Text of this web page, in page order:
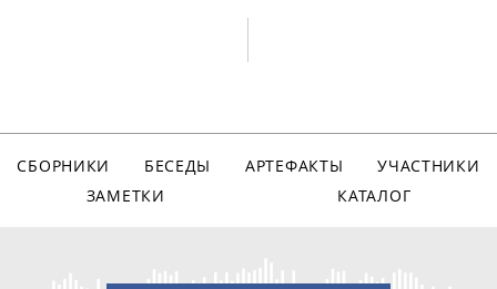
СБОРНИКИ БЕСЕДЫ АРТЕФАКТЫ
УЧАСТНИКИ
ЗАМЕТКИ
КАТАЛОГ